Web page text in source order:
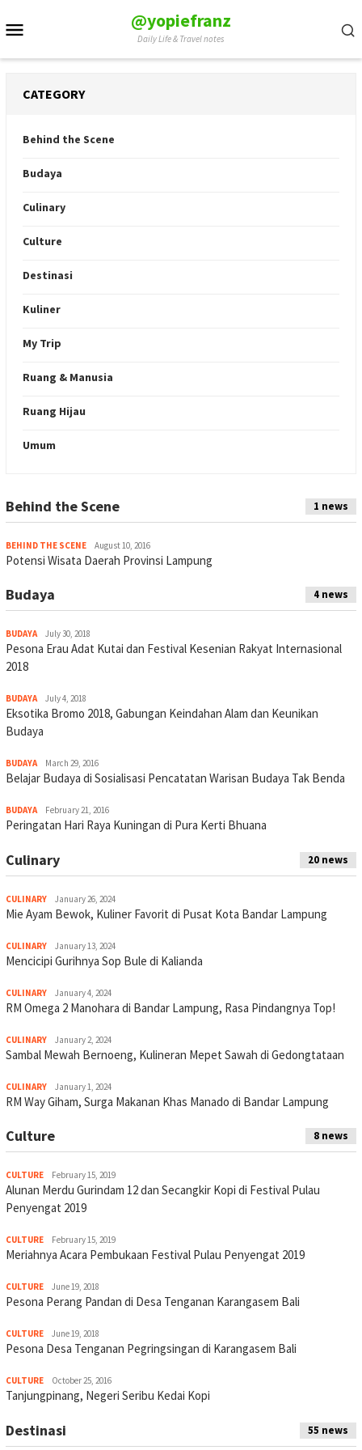
to
@yopiefranz
Daily Life & Travel notes
CATEGORY
Behind the Scene
Budaya
Culinary
Culture
Destinasi
Kuliner
My Trip
Ruang & Manusia
Ruang Hijau
Umum
Indeks
Behind the Scene 1 news
BEHIND THE SCENE August 10, 2016
Potensi Wisata Daerah Provinsi Lampung
Budaya 4 news
BUDAYA July 30, 2018
Pesona Erau Adat Kutai dan Festival Kesenian Rakyat Internasional
2018
BUDAYA July 4, 2018
Eksotika Bromo 2018, Gabungan Keindahan Alam dan Keunikan
Budaya
BUDAYA March 29, 2016
Belajar Budaya di Sosialisasi Pencatatan Warisan Budaya Tak Benda
BUDAYA February 21, 2016
Peringatan Hari Raya Kuningan di Pura Kerti Bhuana
Culinary 20 news
CULINARY January 26, 2024
Mie Ayam Bewok, Kuliner Favorit di Pusat Kota Bandar Lampung
CULINARY January 13, 2024
Mencicipi Gurihnya Sop Bule di Kalianda
CULINARY January 4, 2024
RM Omega 2 Manohara di Bandar Lampung, Rasa Pindangnya Top!
CULINARY January 2, 2024
Sambal Mewah Bernoeng, Kulineran Mepet Sawah di Gedongtataan
CULINARY January 1, 2024
RM Way Giham, Surga Makanan Khas Manado di Bandar Lampung
Culture 8 news
CULTURE February 15, 2019
Alunan Merdu Gurindam 12 dan Secangkir Kopi di Festival Pulau
Penyengat 2019
CULTURE February 15, 2019
Meriahnya Acara Pembukaan Festival Pulau Penyengat 2019
CULTURE June 19, 2018
Pesona Perang Pandan di Desa Tenganan Karangasem Bali
CULTURE June 19, 2018
Pesona Desa Tenganan Pegringsingan di Karangasem Bali
CULTURE October 25, 2016
Tanjungpinang, Negeri Seribu Kedai Kopi
Destinasi 55 news